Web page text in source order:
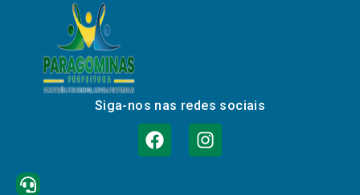
Siga-nos nas redes sociais